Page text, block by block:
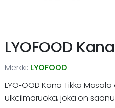
LYOFOOD
Merkki: LYOFOOD
LYOFOOD Kana Tikka
ulkoilmaruoka, joka on